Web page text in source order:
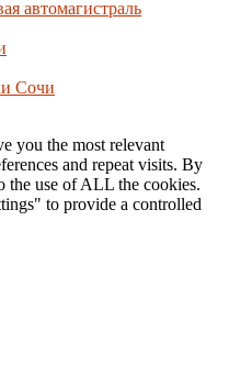
автомагистраль
Сочи
you the most relevant
and repeat visits. By
the use of ALL the cookies.
to provide a controlled